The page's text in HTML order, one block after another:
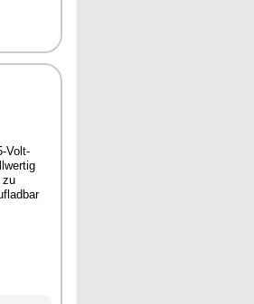
Volt-
zu